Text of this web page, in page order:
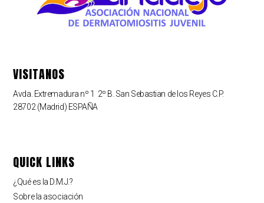
VISITANOS
Avda. Extremadura nº 1 2º B. San Sebastian de los Reyes C.P.
28702 (Madrid) ESPAÑA
QUICK LINKS
¿Qué es la D.M.J.?
Sobre la asociación